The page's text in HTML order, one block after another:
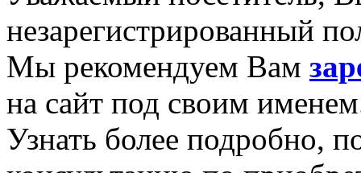
незарегистрированный
Мы рекомендуем Вам
на сайт под своим
Узнать более подробно,